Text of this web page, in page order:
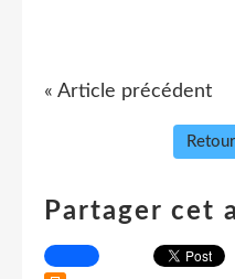
« Article précédent
Partager cet